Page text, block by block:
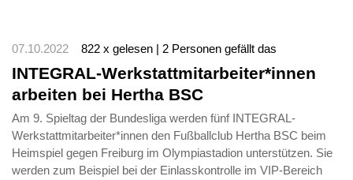
07.10.2022 822 x gelesen | 2 Personen gefällt das
INTEGRAL-Werkstattmitarbeiter*innen
arbeiten bei Hertha BSC
Am 9. Spieltag der Bundesliga werden fünf INTEGRAL-
Werkstattmitarbeiter*innen den Fußballclub Hertha BSC beim
Heimspiel gegen Freiburg im Olympiastadion unterstützen. Sie
werden zum Beispiel bei der Einlasskontrolle im VIP-Bereich